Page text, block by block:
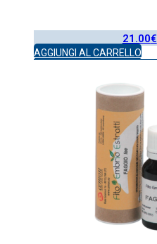
21.00€
AGGIUNGI AL CARRELLO